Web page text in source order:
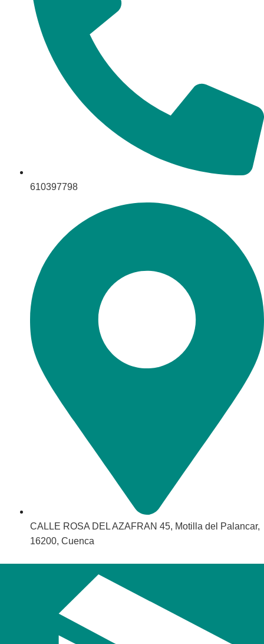
610397798
CALLE ROSA DEL AZAFRAN 45, Motilla del Palancar,
16200, Cuenca